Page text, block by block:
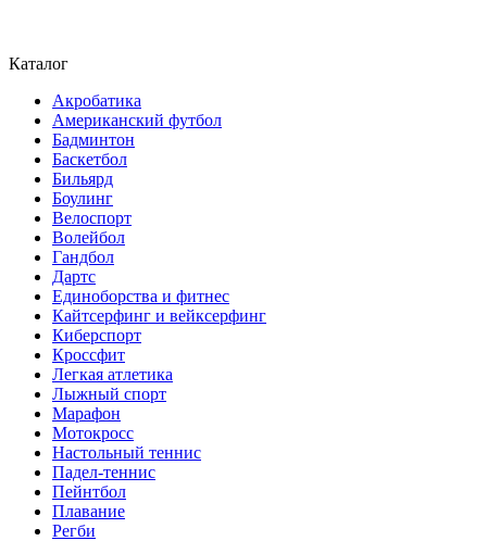
Каталог
Акробатика
Американский футбол
Бадминтон
Баскетбол
Бильярд
Боулинг
Велоспорт
Волейбол
Гандбол
Дартс
Единоборства и фитнес
Кайтсерфинг и вейксерфинг
Киберспорт
Кроссфит
Легкая атлетика
Лыжный спорт
Марафон
Мотокросс
Настольный теннис
Падел-теннис
Пейнтбол
Плавание
Регби